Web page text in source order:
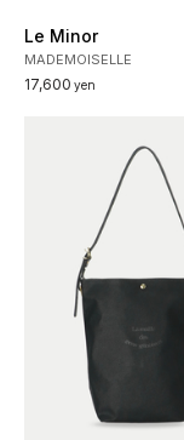
Le Minor
MADEMOISELLE
17,600 yen